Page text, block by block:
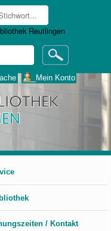
___Mein Konto
/ Kontakt